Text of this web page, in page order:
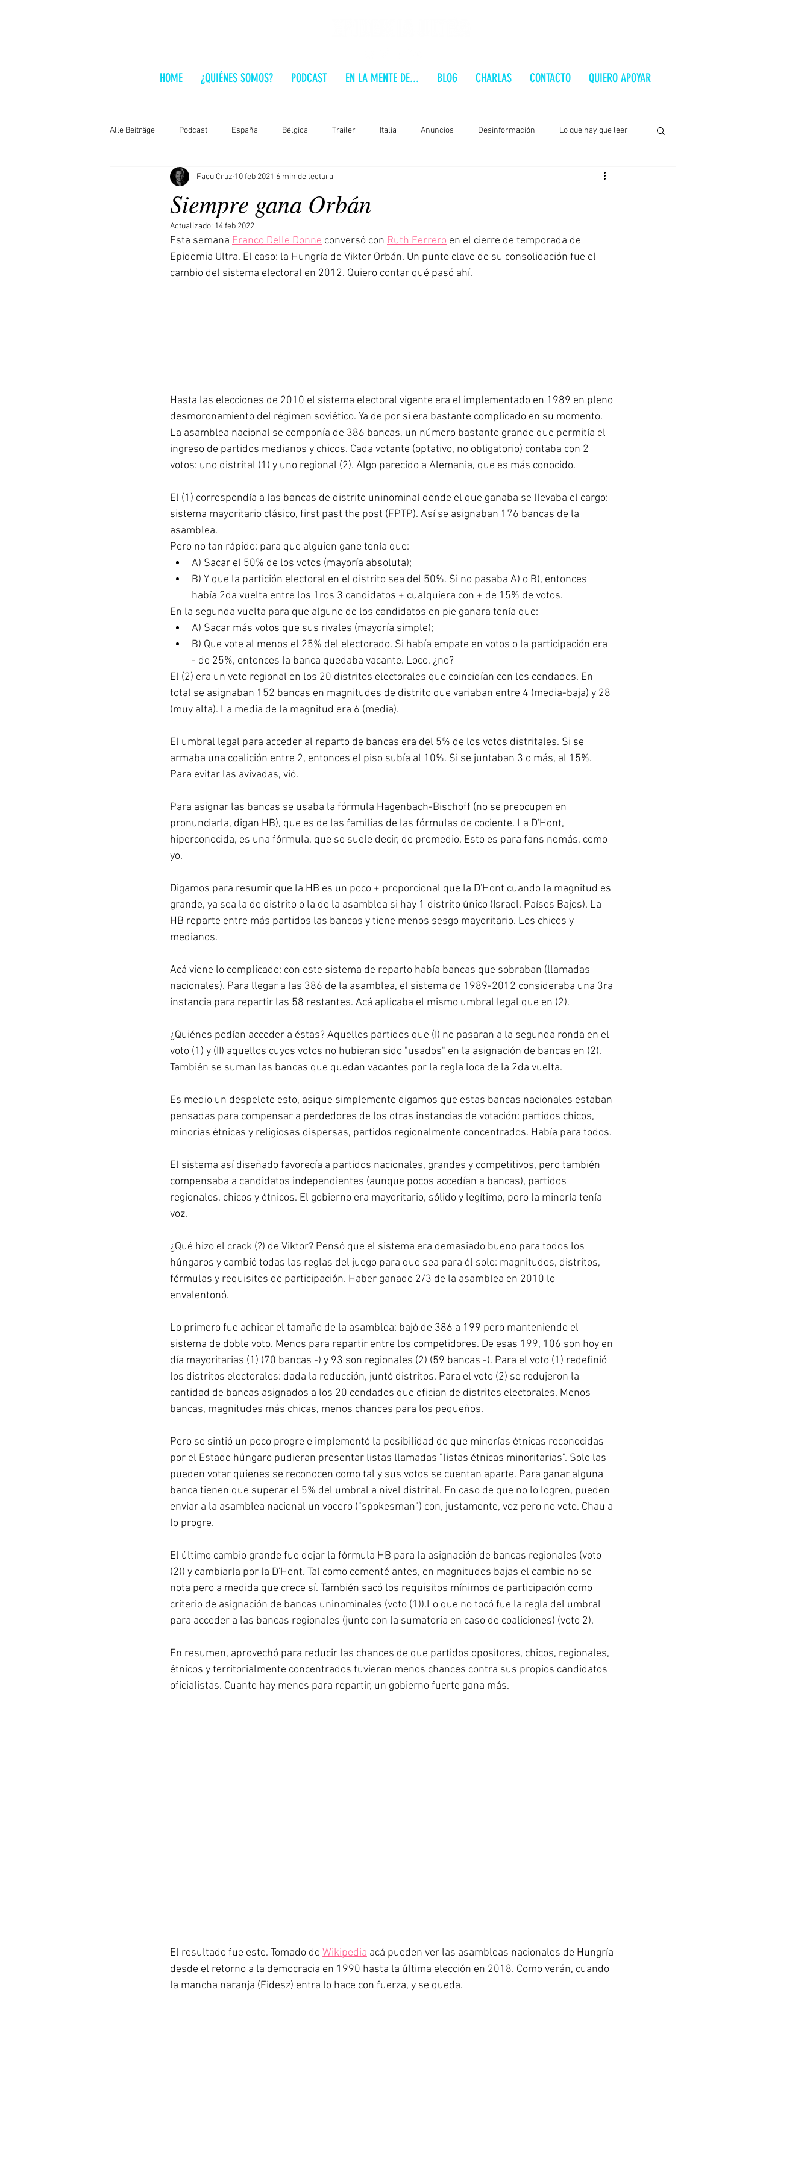
HOME ¿QUIÉNES SOMOS? PODCAST EN LA MENTE DE... BLOG CHARLAS CONTACTO QUIERO APOYAR
Alle Beiträge Podcast España Bélgica Trailer Italia Anuncios Desinformación Lo que hay que leer
Alemania Brasil Polonia Estados Unidos
Análisis a fondo Serbia
Venezuela El Salvador Irán Trump
Siempre gana Orbán
Facu Cruz 10 feb 2021 6 min de lectura
Actualizado: 14 feb 2022
Esta semana Franco Delle Donne conversó con Ruth Ferrero en el cierre de temporada de
Epidemia Ultra. El caso: la Hungría de Viktor Orbán. Un punto clave de su consolidación fue el
cambio del sistema electoral en 2012. Quiero contar qué pasó ahí.
Hasta las elecciones de 2010 el sistema electoral vigente era el implementado en 1989 en pleno
desmoronamiento del régimen soviético. Ya de por sí era bastante complicado en su momento.
La asamblea nacional se componía de 386 bancas, un número bastante grande que permitía el
ingreso de partidos medianos y chicos. Cada votante (optativo, no obligatorio) contaba con 2
votos: uno distrital (1) y uno regional (2). Algo parecido a Alemania, que es más conocido.
El (1) correspondía a las bancas de distrito uninominal donde el que ganaba se llevaba el cargo:
sistema mayoritario clásico, first past the post (FPTP). Así se asignaban 176 bancas de la
asamblea.
Pero no tan rápido: para que alguien gane tenía que:
A) Sacar el 50% de los votos (mayoría absoluta);
B) Y que la partición electoral en el distrito sea del 50%. Si no pasaba A) o B), entonces
había 2da vuelta entre los 1ros 3 candidatos + cualquiera con + de 15% de votos.
En la segunda vuelta para que alguno de los candidatos en pie ganara tenía que:
A) Sacar más votos que sus rivales (mayoría simple);
B) Que vote al menos el 25% del electorado. Si había empate en votos o la participación era
- de 25%, entonces la banca quedaba vacante. Loco, ¿no?
El (2) era un voto regional en los 20 distritos electorales que coincidían con los condados. En
total se asignaban 152 bancas en magnitudes de distrito que variaban entre 4 (media-baja) y 28
(muy alta). La media de la magnitud era 6 (media).
El umbral legal para acceder al reparto de bancas era del 5% de los votos distritales. Si se
armaba una coalición entre 2, entonces el piso subía al 10%. Si se juntaban 3 o más, al 15%.
Para evitar las avivadas, vió.
Para asignar las bancas se usaba la fórmula Hagenbach-Bischoff (no se preocupen en
pronunciarla, digan HB), que es de las familias de las fórmulas de cociente. La D'Hont,
hiperconocida, es una fórmula, que se suele decir, de promedio. Esto es para fans nomás, como
yo.
Digamos para resumir que la HB es un poco + proporcional que la D'Hont cuando la magnitud es
grande, ya sea la de distrito o la de la asamblea si hay 1 distrito único (Israel, Países Bajos). La
HB reparte entre más partidos las bancas y tiene menos sesgo mayoritario. Los chicos y
medianos.
Acá viene lo complicado: con este sistema de reparto había bancas que sobraban (llamadas
nacionales). Para llegar a las 386 de la asamblea, el sistema de 1989-2012 consideraba una 3ra
instancia para repartir las 58 restantes. Acá aplicaba el mismo umbral legal que en (2).
¿Quiénes podían acceder a éstas? Aquellos partidos que (I) no pasaran a la segunda ronda en el
voto (1) y (II) aquellos cuyos votos no hubieran sido "usados" en la asignación de bancas en (2).
También se suman las bancas que quedan vacantes por la regla loca de la 2da vuelta.
Es medio un despelote esto, asique simplemente digamos que estas bancas nacionales estaban
pensadas para compensar a perdedores de los otras instancias de votación: partidos chicos,
minorías étnicas y religiosas dispersas, partidos regionalmente concentrados. Había para todos.
El sistema así diseñado favorecía a partidos nacionales, grandes y competitivos, pero también
compensaba a candidatos independientes (aunque pocos accedían a bancas), partidos
regionales, chicos y étnicos. El gobierno era mayoritario, sólido y legítimo, pero la minoría tenía
voz.
¿Qué hizo el crack (?) de Viktor? Pensó que el sistema era demasiado bueno para todos los
húngaros y cambió todas las reglas del juego para que sea para él solo: magnitudes, distritos,
fórmulas y requisitos de participación. Haber ganado 2/3 de la asamblea en 2010 lo
envalentonó.
Lo primero fue achicar el tamaño de la asamblea: bajó de 386 a 199 pero manteniendo el
sistema de doble voto. Menos para repartir entre los competidores. De esas 199, 106 son hoy en
día mayoritarias (1) (70 bancas -) y 93 son regionales (2) (59 bancas -). Para el voto (1) redefinió
los distritos electorales: dada la reducción, juntó distritos. Para el voto (2) se redujeron la
cantidad de bancas asignados a los 20 condados que ofician de distritos electorales. Menos
bancas, magnitudes más chicas, menos chances para los pequeños.
Pero se sintió un poco progre e implementó la posibilidad de que minorías étnicas reconocidas
por el Estado húngaro pudieran presentar listas llamadas "listas étnicas minoritarias". Solo las
pueden votar quienes se reconocen como tal y sus votos se cuentan aparte. Para ganar alguna
banca tienen que superar el 5% del umbral a nivel distrital. En caso de que no lo logren, pueden
enviar a la asamblea nacional un vocero ("spokesman") con, justamente, voz pero no voto. Chau a
lo progre.
El último cambio grande fue dejar la fórmula HB para la asignación de bancas regionales (voto
(2)) y cambiarla por la D'Hont. Tal como comenté antes, en magnitudes bajas el cambio no se
nota pero a medida que crece sí. También sacó los requisitos mínimos de participación como
criterio de asignación de bancas uninominales (voto (1)).Lo que no tocó fue la regla del umbral
para acceder a las bancas regionales (junto con la sumatoria en caso de coaliciones) (voto 2).
En resumen, aprovechó para reducir las chances de que partidos opositores, chicos, regionales,
étnicos y territorialmente concentrados tuvieran menos chances contra sus propios candidatos
oficialistas. Cuanto hay menos para repartir, un gobierno fuerte gana más.
El resultado fue este. Tomado de Wikipedia acá pueden ver las asambleas nacionales de Hungría
desde el retorno a la democracia en 1990 hasta la última elección en 2018. Como verán, cuando
la mancha naranja (Fidesz) entra lo hace con fuerza, y se queda.